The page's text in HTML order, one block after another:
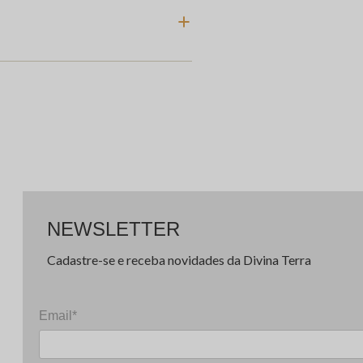
NEWSLETTER
Cadastre-se e receba novidades da Divina Terra
Email*